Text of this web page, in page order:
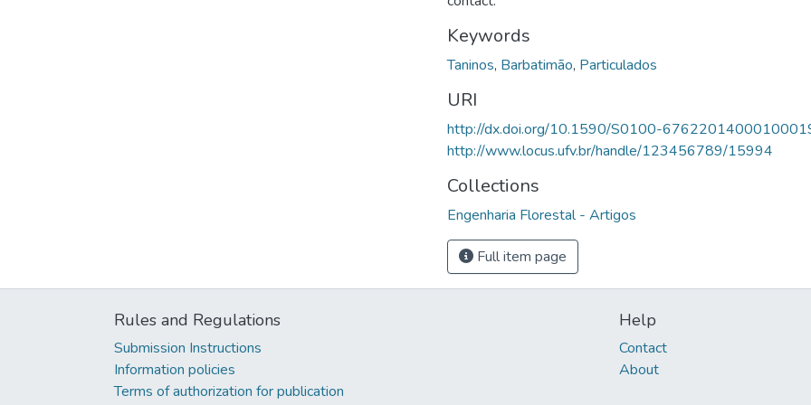
Keywords
Taninos, Barbatimão, Particulados
URI
http://dx.doi.org/10.1590/S0100-
http://www.locus.ufv.br/handle/123456789/15994
Collections
Engenharia Florestal - Artigos
Full item page
Rules and Regulations
Submission Instructions
Information policies
Terms of authorization for publication
Help
Contact
About